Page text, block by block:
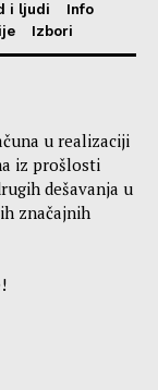
i ljudi
Info
Izbori
u realizaciji
iz prošlosti
dešavanja u
značajnih